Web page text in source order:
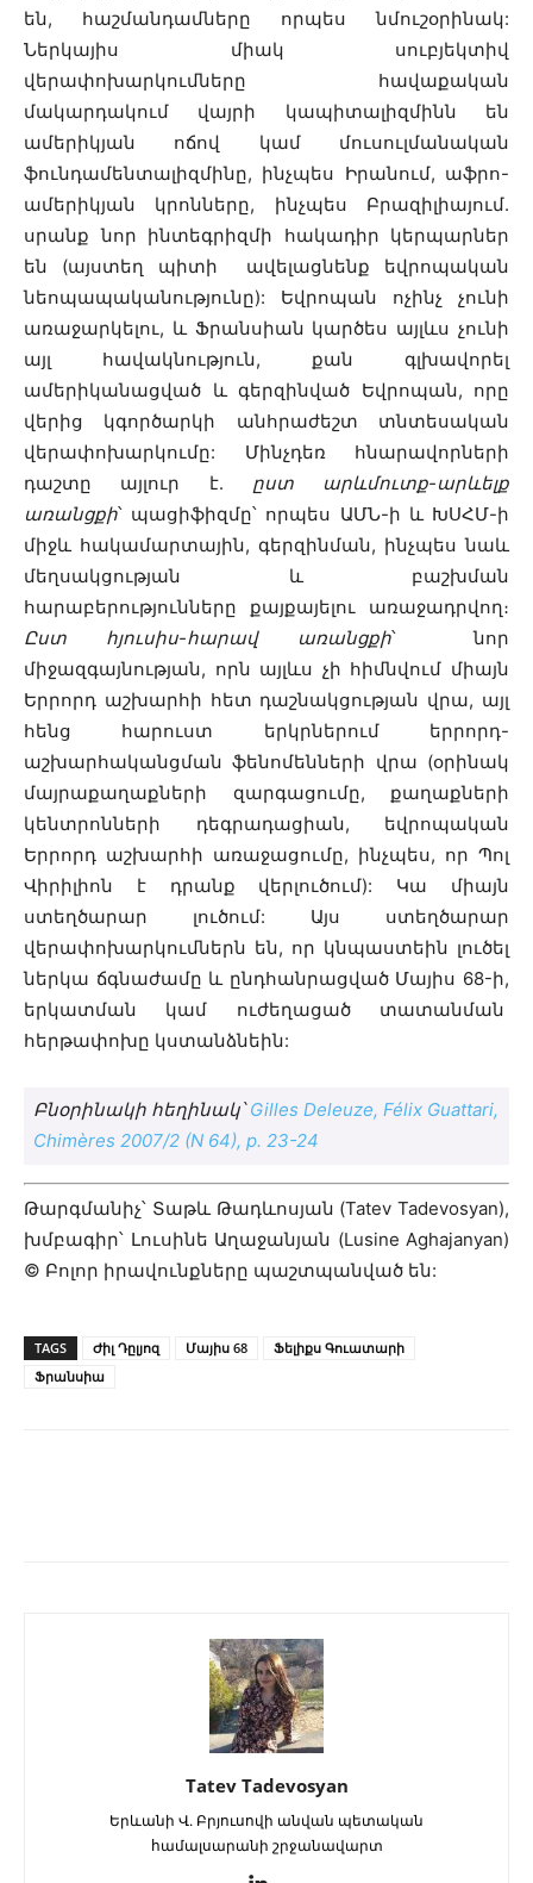
են, հաշմանդամները որպես նմուշօրինակ:
Ներկայիս միակ սուբյեկտիվ
վերափոխարկումները հավաքական
մակարդակում վայրի կապիտալիզմինն են
ամերիկյան ոճով կամ մուսուլմանական
ֆունդամենտալիզմինը, ինչպես Իրանում, աֆրո-
ամերիկյան կրոնները, ինչպես Բրազիլիայում.
սրանք նոր ինտեգրիզմի հակադիր կերպարներ
են (այստեղ պիտի ավելացնենք եվրոպական
նեոպապականությունը): Եվրոպան ոչինչ չունի
առաջարկելու, և Ֆրանսիան կարծես այլևս չունի
այլ հավակնություն, քան գլխավորել
ամերիկանացված և գերզինված Եվրոպան, որը
վերից կգործարկի անհրաժեշտ տնտեսական
վերափոխարկումը: Մինչդեռ հնարավորների
դաշտը այլուր է. ըստ արևմուտք-արևելք
առանցքի՝ պացիֆիզմը՝ որպես ԱՄՆ-ի և ԽՍՀՄ-ի
միջև հակամարտային, գերզինման, ինչպես նաև
մեղսակցության և բաշխման
հարաբերությունները քայքայելու առաջադրվող։
Ըստ հյուսիս-հարավ առանցքի՝ նոր
միջազգայնության, որն այլևս չի հիմնվում միայն
Երրորդ աշխարհի հետ դաշնակցության վրա, այլ
հենց հարուստ երկրներում երրորդ-
աշխարհականցման ֆենոմենների վրա (օրինակ
մայրաքաղաքների զարգացումը, քաղաքների
կենտրոնների դեգրադացիան, եվրոպական
Երրորդ աշխարհի առաջացումը, ինչպես, որ Պոլ
Վիրիլիոն է դրանք վերլուծում): Կա միայն
ստեղծարար լուծում: Այս ստեղծարար
վերափոխարկումներն են, որ կնպաստեին լուծել
ներկա ճգնաժամը և ընդհանրացված Մայիս 68-ի,
երկատման կամ ուժեղացած տատանման
հերթափոխը կստանձնեին:
Բնօրինակի հեղինակ՝Gilles Deleuze, Félix Guattari,
Chimères 2007/2 (N 64), p. 23-24
Թարգմանիչ՝ Տաթև Թադևոսյան (Tatev Tadevosyan),
խմբագիր՝ Լուսինե Աղաջանյան (Lusine Aghajanyan)
© Բոլոր իրավունքները պաշտպանված են:
TAGS Ժիլ Դըլյոզ Մայիս 68
Ֆելիքս Գուատարի
Ֆրանսիա
Tatev Tadevosyan
Երևանի Վ. Բրյուսովի անվան պետական
համալսարանի շրջանավարտ